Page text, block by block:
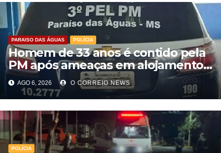
PARAISO DAS ÁGUAS POLÍCIA
Homem de 33 anos é contido pela
PM após ameaças em alojamento
de empresa em Paraíso das Águas
AGO 6, 2026 O CORREIO NEWS
POLÍCIA